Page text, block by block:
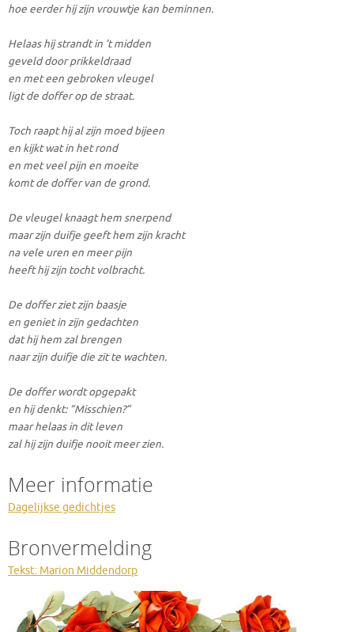
hoe eerder hij zijn vrouwtje kan beminnen.
Helaas hij strandt in ’t midden
geveld door prikkeldraad
en met een gebroken vleugel
ligt de doffer op de straat.
Toch raapt hij al zijn moed bijeen
en kijkt wat in het rond
en met veel pijn en moeite
komt de doffer van de grond.
De vleugel knaagt hem snerpend
maar zijn duifje geeft hem zijn kracht
na vele uren en meer pijn
heeft hij zijn tocht volbracht.
De doffer ziet zijn baasje
en geniet in zijn gedachten
dat hij hem zal brengen
naar zijn duifje die zit te wachten.
De doffer wordt opgepakt
en hij denkt: “Misschien?”
maar helaas in dit leven
zal hij zijn duifje nooit meer zien.
Meer informatie
Dagelijkse gedichtjes
Bronvermelding
Tekst: Marion Middendorp